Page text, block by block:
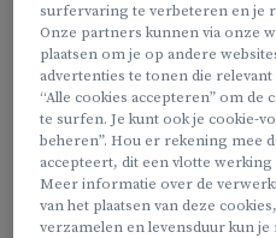
Je wil schoonmaken in je
Je een vast uurrooster wil,
jouw wens
Je niet in het weekend wil
schooluren
surfervaring te verbeteren en je
Onze partners kunnen via onze
plaatsen om je op andere
advertenties te tonen die
“Alle cookies accepteren” om de
te surfen. Je kunt ook je cookie-
beheren”. Hou er rekening mee
accepteert, dit een vlotte
Meer informatie over de
van het plaatsen van deze
verzamelen en levensduur kun je